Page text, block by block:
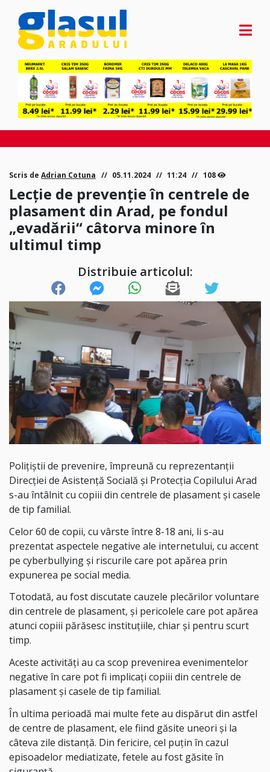
Scris de Adrian Cotuna 05.11.2024 11:24 108
Lecție de prevenție în centrele de
plasament din Arad, pe fondul
„evadării“ câtorva minore în
ultimul timp
Distribuie articolul:
Polițiștii de prevenire, împreună cu reprezentanții
Direcției de Asistență Socială și Protecția Copilului Arad
s-au întâlnit cu copiii din centrele de plasament și casele
de tip familial.
Celor 60 de copii, cu vârste între 8-18 ani, li s-au
prezentat aspectele negative ale internetului, cu accent
pe cyberbullying și riscurile care pot apărea prin
expunerea pe social media.
Totodată, au fost discutate cauzele plecărilor voluntare
din centrele de plasament, și pericolele care pot apărea
atunci copiii părăsesc instituțiile, chiar și pentru scurt
timp.
Aceste activități au ca scop prevenirea evenimentelor
negative în care pot fi implicați copiii din centrele de
plasament și casele de tip familial.
În ultima perioadă mai multe fete au dispărut din astfel
de centre de plasament, ele fiind găsite uneori și la
câteva zile distanță. Din fericire, cel puțin în cazul
episoadelor mediatizate, fetele au fost găsite în